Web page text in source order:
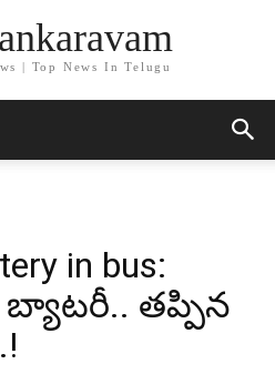
| Top News In Telugu
in bus:
తప్పిన